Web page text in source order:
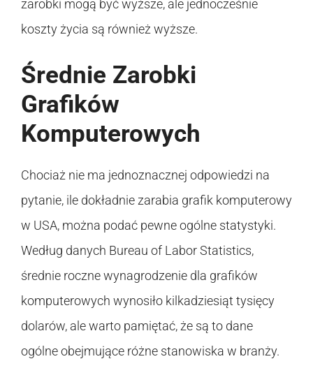
zarobki mogą być wyższe, ale jednocześnie
koszty życia są również wyższe.
Średnie Zarobki
Grafików
Komputerowych
Chociaż nie ma jednoznacznej odpowiedzi na
pytanie, ile dokładnie zarabia grafik komputerowy
w USA, można podać pewne ogólne statystyki.
Według danych Bureau of Labor Statistics,
średnie roczne wynagrodzenie dla grafików
komputerowych wynosiło kilkadziesiąt tysięcy
dolarów, ale warto pamiętać, że są to dane
ogólne obejmujące różne stanowiska w branży.